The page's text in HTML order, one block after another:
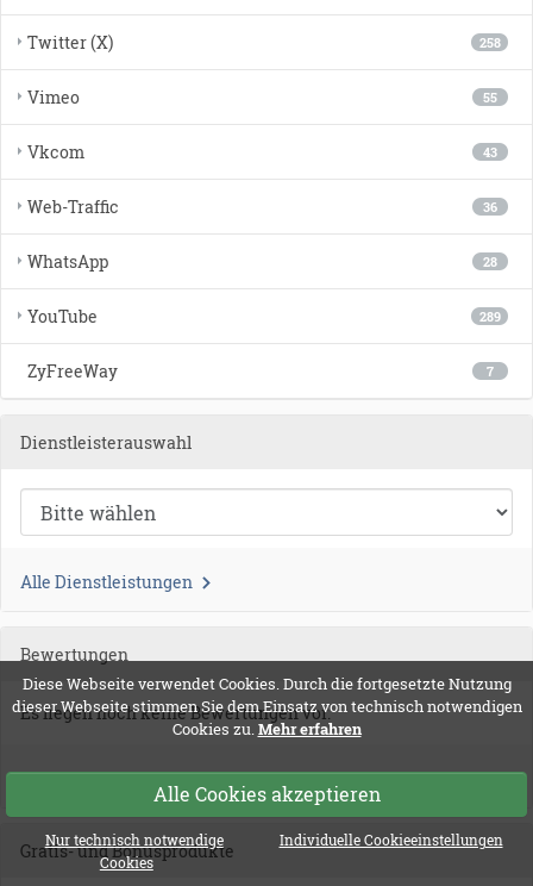
Diese Webseite verwendet Cookies. Durch die fortgesetzte Nutzung
dieser Webseite stimmen Sie dem Einsatz von technisch notwendigen
Cookies zu. Mehr erfahren
Alle Cookies akzeptieren
Nur technisch notwendige
Cookies
Individuelle Cookieeinstellungen
258
Twitter (X)
55
Vimeo
43
Vkcom
36
Web-Traffic
28
WhatsApp
289
YouTube
7
ZyFreeWay
Dienstleisterauswahl
Alle Dienstleistungen
Bewertungen
Es liegen noch keine Bewertungen vor.
Alle Bewertungen
Gratis- und Bonusprodukte